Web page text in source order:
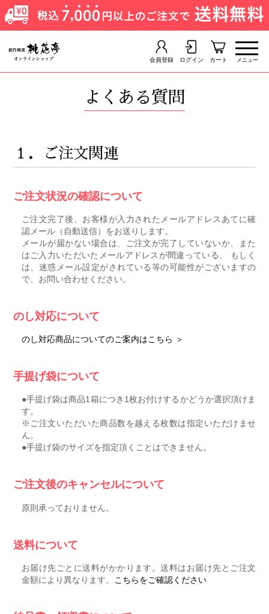
メニュー
会員登録 ログイン カート
よくある質問
１．ご注文関連
ご注文状況の確認について
ご注文完了後、お客様が入力されたメールアドレスあてに確
認メール（自動送信）をお送りします。
メールが届かない場合は、ご注文が完了していないか、また
はご入力いただいたメールアドレスが間違っている、 もしく
は、迷惑メール設定がされている等の可能性がございますの
で、お問い合わせください。
のし対応について
のし対応商品についてのご案内はこちら ＞
手提げ袋について
●手提げ袋は商品1箱につき1枚お付けするかどうか選択頂けま
す。
※ご注文いただいた商品数を越える枚数は指定いただけませ
ん。
●手提げ袋のサイズを指定頂くことはできません。
ご注文後のキャンセルについて
原則承っておりません。
送料について
お届け先ごとに送料がかかります。送料はお届け先とご注文
金額により異なります。
こちらをご確認ください